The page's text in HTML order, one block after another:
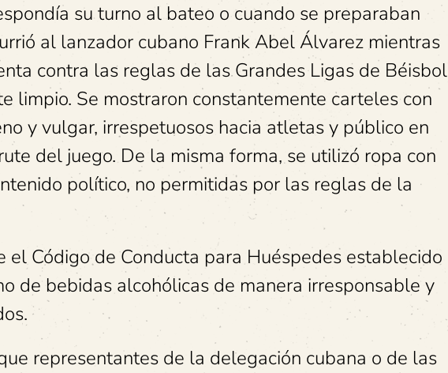
su turno al bateo o cuando se preparaban
al lanzador cubano Frank Abel Álvarez mientras
contra las reglas de las Grandes Ligas de Béisbol
limpio. Se mostraron constantemente carteles con
y vulgar, irrespetuosos hacia atletas y público en
del juego. De la misma forma, se utilizó ropa con
político, no permitidas por las reglas de la
Código de Conducta para Huéspedes establecido
de bebidas alcohólicas de manera irresponsable y
representantes de la delegación cubana o de las